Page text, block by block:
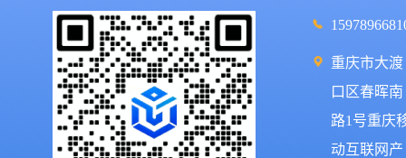
重庆市大渡
口区春晖南
路1号重庆
动互联网产